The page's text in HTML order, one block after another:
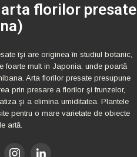
arta florilor presate
îşi are originea în studiul botanic,
foarte mult in Japonia, unde poartă
Arta florilor presate presupune
prin presare a florilor şi frunzelor,
şi a elimina umiditatea. Plantele
pentru o mare varietate de obiecte
artă.